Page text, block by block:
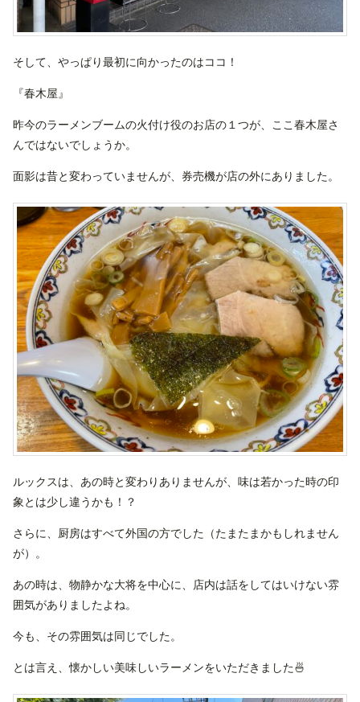
そして、やっぱり最初に向かったのはココ！
『春木屋』
昨今のラーメンブームの火付け役のお店の１つが、ここ春木屋さ
んではないでしょうか。
面影は昔と変わっていませんが、券売機が店の外にありました。
ルックスは、あの時と変わりありませんが、味は若かった時の印
象とは少し違うかも！？
さらに、厨房はすべて外国の方でした（たまたまかもしれません
が）。
あの時は、物静かな大将を中心に、店内は話をしてはいけない雰
囲気がありましたよね。
今も、その雰囲気は同じでした。
とは言え、懐かしい美味しいラーメンをいただきました🍜